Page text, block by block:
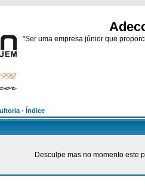
"Ser uma empresa júnior que
- Índice
Desculpe mas no momento este